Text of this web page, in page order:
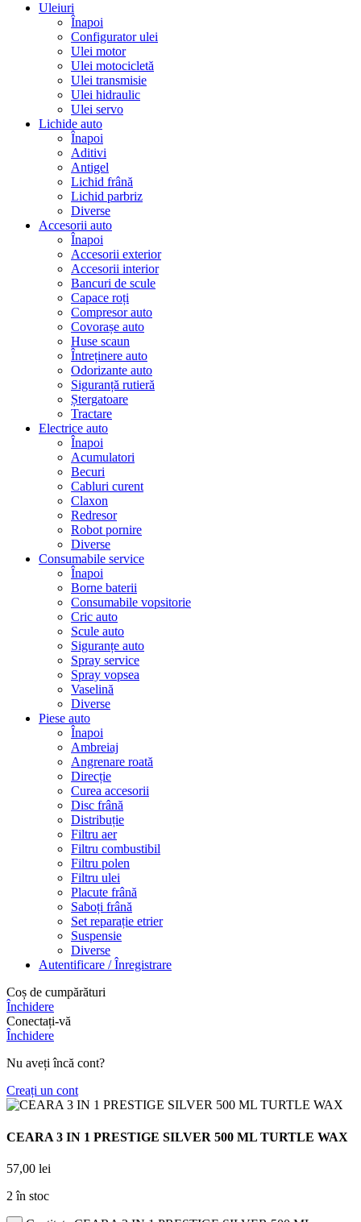
Uleiuri
Înapoi
Configurator ulei
Ulei motor
Ulei motocicletă
Ulei transmisie
Ulei hidraulic
Ulei servo
Lichide auto
Înapoi
Aditivi
Antigel
Lichid frână
Lichid parbriz
Diverse
Accesorii auto
Înapoi
Accesorii exterior
Accesorii interior
Bancuri de scule
Capace roți
Compresor auto
Covorașe auto
Huse scaun
Întreținere auto
Odorizante auto
Siguranță rutieră
Ștergatoare
Tractare
Electrice auto
Înapoi
Acumulatori
Becuri
Cabluri curent
Claxon
Redresor
Robot pornire
Diverse
Consumabile service
Înapoi
Borne baterii
Consumabile vopsitorie
Cric auto
Scule auto
Siguranțe auto
Spray service
Spray vopsea
Vaselină
Diverse
Piese auto
Înapoi
Ambreiaj
Angrenare roată
Direcție
Curea accesorii
Disc frână
Distribuție
Filtru aer
Filtru combustibil
Filtru polen
Filtru ulei
Placute frână
Saboți frână
Set reparație etrier
Suspensie
Diverse
Autentificare / Înregistrare
Coș de cumpărături
Închidere
Conectați-vă
Închidere
Nu aveți încă cont?
Creați un cont
CEARA 3 IN 1 PRESTIGE SILVER 500 ML TURTLE WAX
57,00 lei
2 în stoc